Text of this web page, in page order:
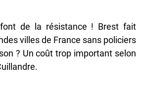
de la résistance ! Brest fait
villes de France sans policiers
? Un coût trop important selon